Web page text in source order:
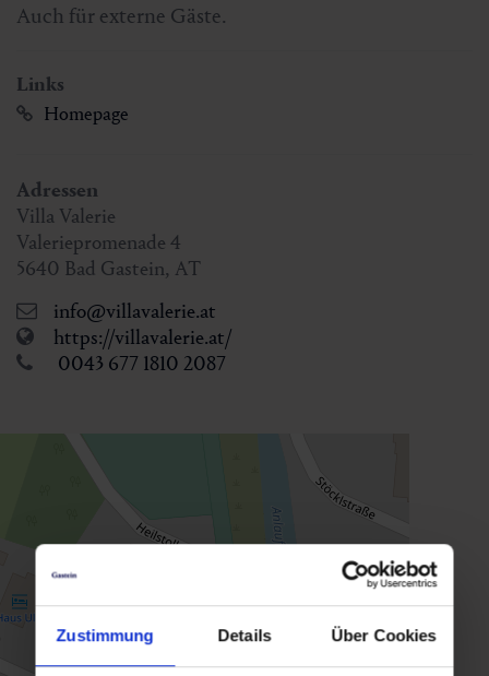
Zustimmung Details Über Cookies
Auch für externe Gäste.
Links
Homepage
Adressen
Villa Valerie
Valeriepromenade 4
5640 Bad Gastein, AT
info@villavalerie.at
https://villavalerie.at/
0043 677 1810 2087